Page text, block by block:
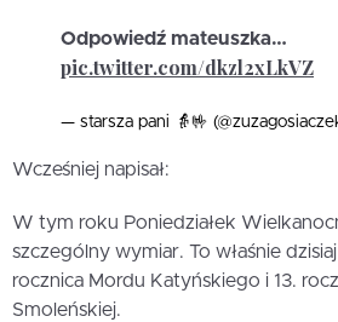
Odpowiedź mateuszka…
pic.twitter.com/dkzl2xLkVZ
— starsza pani 👵🤟
Wcześniej napisał:
W tym roku Poniedziałek
szczególny wymiar. To właśnie
rocznica Mordu Katyńskiego i 13.
Smoleńskiej.